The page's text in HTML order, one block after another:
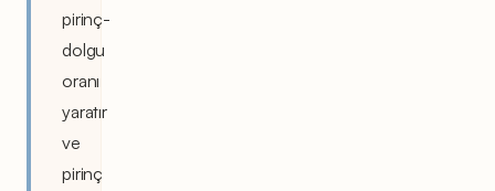
pirinç-
dolgu
oranı
yaratır
ve
pirinç